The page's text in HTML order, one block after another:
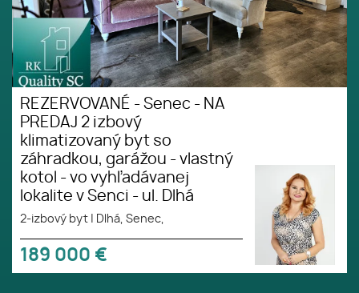
REZERVOVANÉ - Senec - NA
PREDAJ 2 izbový
klimatizovaný byt so
záhradkou, garážou - vlastný
kotol - vo vyhľadávanej
lokalite v Senci - ul. Dlhá
2-izbový byt Dlhá, Senec,
189 000 €